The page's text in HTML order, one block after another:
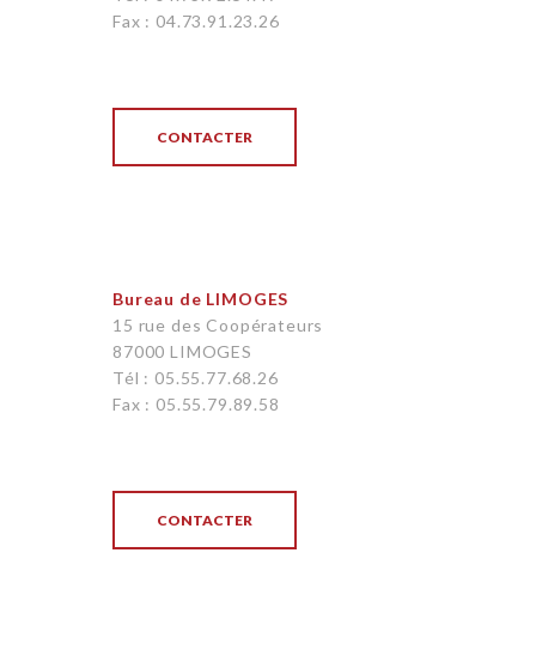
Fax : 04.73.91.23.26
CONTACTER
Bureau de LIMOGES
15 rue des Coopérateurs
87000 LIMOGES
Tél : 05.55.77.68.26
Fax : 05.55.79.89.58
CONTACTER